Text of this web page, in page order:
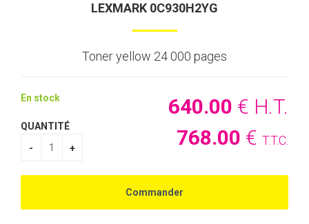
LEXMARK 0C930H2YG
Toner yellow 24 000 pages
640.00 € H.T.
768.00 € T.T.C.
En stock
QUANTITÉ